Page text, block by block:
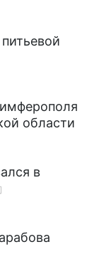
области
в